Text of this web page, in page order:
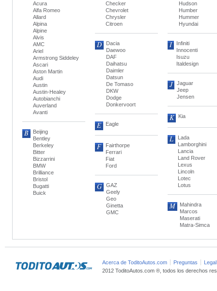
Acura
Alfa Romeo
Allard
Alpina
Alpine
Alvis
AMC
Ariel
Armstrong Siddeley
Ascari
Aston Martin
Audi
Austin
Austin-Healey
Autobianchi
Auverland
Avanti
B
Beijing
Bentley
Berkeley
Bitter
Bizzarrini
BMW
Brilliance
Bristol
Bugatti
Buick
Checker
Chevrolet
Chrysler
Citroen
D
Dacia
Daewoo
DAF
Daihatsu
Daimler
Datsun
De Tomaso
DKW
Dodge
Donkervoort
E Eagle
F
Fairthorpe
Ferrari
Fiat
Ford
G
GAZ
Geely
Geo
Ginetta
GMC
Hudson
Humber
Hummer
Hyundai
I
Infiniti
Innocenti
Isuzu
Italdesign
J
Jaguar
Jeep
Jensen
K Kia
L
Lada
Lamborghini
Lancia
Land Rover
Lexus
Lincoln
Lotec
Lotus
M
Mahindra
Marcos
Maserati
Matra-Simca
Acerca de ToditoAutos.com Preguntas
Legal
2012 ToditoAutos.com ®, todos los derechos